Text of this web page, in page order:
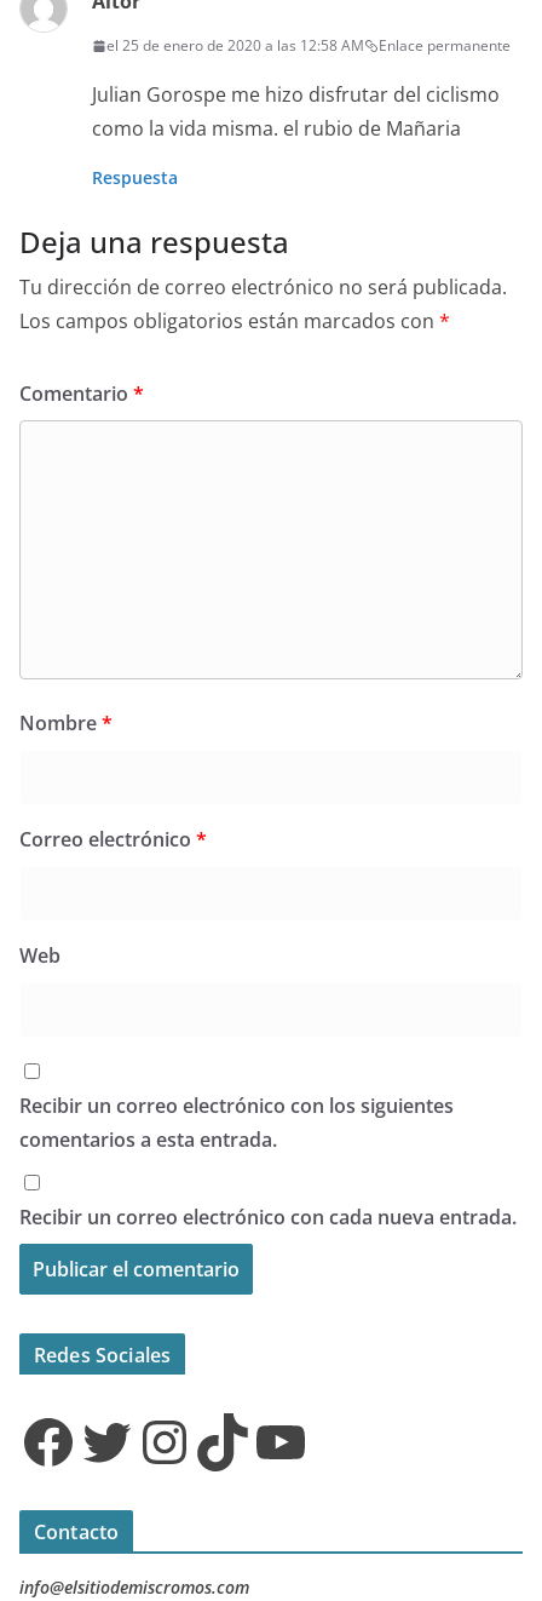
el 25 de enero de 2020 a las 12:58 AM Enlace permanente
Julian Gorospe me hizo disfrutar del ciclismo
como la vida misma. el rubio de Mañaria
Respuesta
Deja una respuesta
Tu dirección de correo electrónico no será publicada.
Los campos obligatorios están marcados con *
Comentario *
Nombre*
Correo electrónico *
Web
Recibir un correo electrónico con los siguientes
comentarios a esta entrada.
Recibir un correo electrónico con cada nueva entrada.
Redes Sociales
Facebook Twitter InstagramTikTok YouTube
Contacto
info@elsitiodemiscromos.com